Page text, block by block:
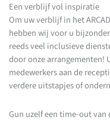
Een verblijf vol inspiratie
Om uw verblijf in het
hebben wij voor u
reeds veel inclusieve
door onze arrangementen!
medewerkers aan de
verdere uitstapjes of
Gun uzelf een time-out van